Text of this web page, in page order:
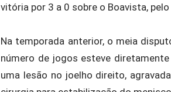
vitória por 3 a 0 sobre o Boavista,
Na temporada anterior, o meia
número de jogos esteve
uma lesão no joelho direito,